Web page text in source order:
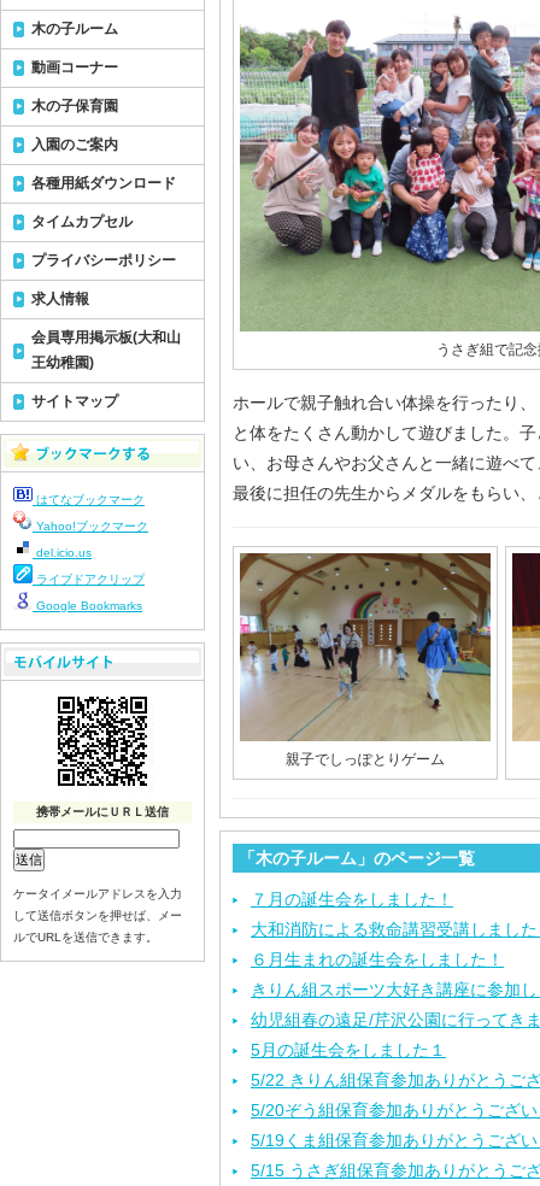
うさぎ組で記
ホールで親子触れ合い体操を行ったり
と体をたくさん動かして遊びました。
い、お母さんやお父さんと一緒に遊べ
最後に担任の先生からメダルをもらい
親子でしっぽとりゲーム
「木の子ルーム」のページ一覧
７月の誕生会をしました！
大和消防による救命講習受講しまし
６月生まれの誕生会をしました！
きりん組スポーツ大好き講座に参加
幼児組春の遠足/芹沢公園に行ってき
5月の誕生会をしました１
5/22 きりん組保育参加ありがとうご
5/20ぞう組保育参加ありがとうござ
5/19くま組保育参加ありがとうござ
5/15 うさぎ組保育参加ありがとうご
木の子ルーム
動画コーナー
木の子保育園
入園のご案内
各種用紙ダウンロード
タイムカプセル
プライバシーポリシー
求人情報
会員専用掲示板(大和山
王幼稚園)
サイトマップ
はてなブックマーク
Yahoo!ブックマーク
del.icio.us
ライブドアクリップ
Google Bookmarks
携帯メールにＵＲＬ送信
ケータイメールアドレスを入力
して送信ボタンを押せば、メー
ルでURLを送信できます。